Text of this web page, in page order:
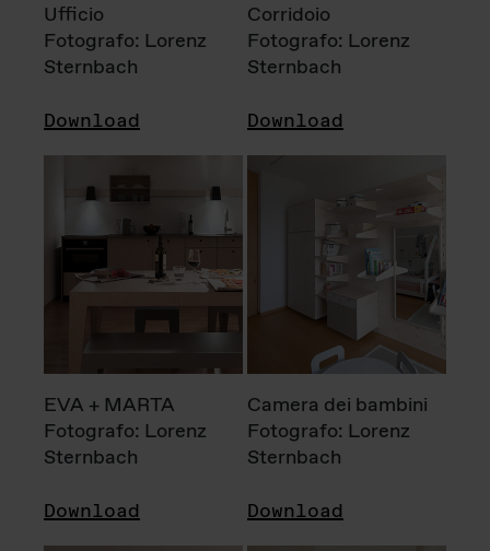
Ufficio
Fotografo: Lorenz
Sternbach
Download
Corridoio
Fotografo: Lorenz
Sternbach
Download
EVA + MARTA
Fotografo: Lorenz
Sternbach
Download
Camera dei bambini
Fotografo: Lorenz
Sternbach
Download